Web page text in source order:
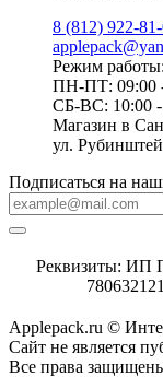
8 (812) 922-
Режим работы:
ПН-ПТ: 09:00
СБ-ВС: 10:00 -
Магазин в
ул.
Подписаться на
Реквизиты: ИП
Applepack.ru ©
Cайт не является
Все права